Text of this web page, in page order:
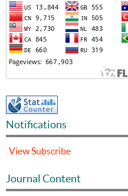
Notifications
ViewSubscribe
Journal Content